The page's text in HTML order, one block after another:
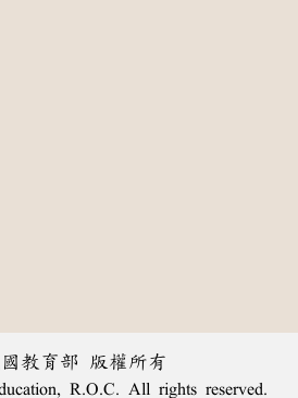
國教育部 版權所有
R.O.C. All rights reserved.